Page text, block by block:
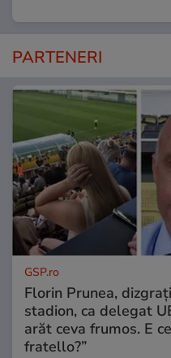
PARTENERI
GSP.ro
Florin Prunea,
stadion, ca delegat
arăt ceva frumos. E
fratello?”